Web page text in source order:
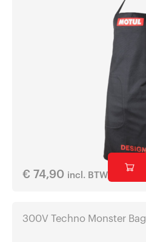
€ 74,90 incl. BTW
300V Techno Monster Bag